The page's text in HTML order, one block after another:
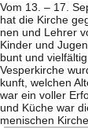
Vom 13. – 17.
hat die Kir­che
nen und Leh­rer
Kin­der und
bunt und
Ves­per­kir­che
kunft, wel­chen
war ein vol­ler
und Küche war
me­ni­schen